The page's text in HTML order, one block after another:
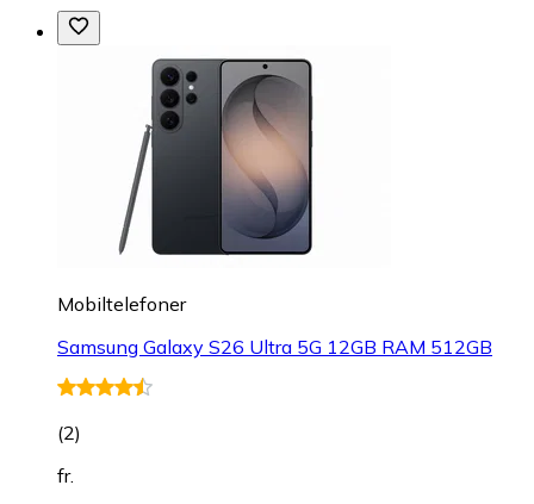
Mobiltelefoner
Samsung Galaxy S26 Ultra 5G 12GB RAM 512GB
(2)
fr.